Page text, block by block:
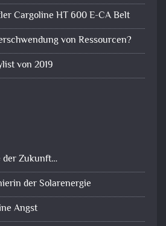
Cargoline HT 600 E-CA Belt
von Ressourcen?
von 2019
der Zukunft…
der Solarenergie
Angst